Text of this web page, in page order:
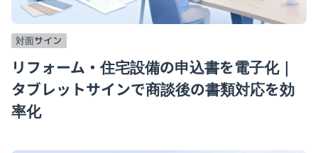
対面サイン
リフォーム・住宅設備の申込書を電子化｜
タブレットサインで商談後の書類対応を効
率化